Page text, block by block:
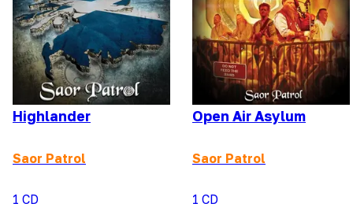
Highlander
Saor Patrol
1 CD
Open Air Asylum
Saor Patrol
1 CD